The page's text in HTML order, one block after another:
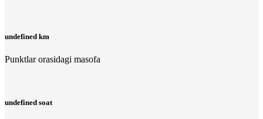
undefined km
Punktlar orasidagi masofa
undefined soat